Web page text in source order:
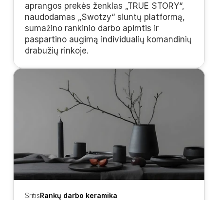
aprangos prekės ženklas „TRUE STORY“,
naudodamas „Swotzy“ siuntų platformą,
sumažino rankinio darbo apimtis ir
paspartino augimą individualių komandinių
drabužių rinkoje.
SritisRankų darbo keramika